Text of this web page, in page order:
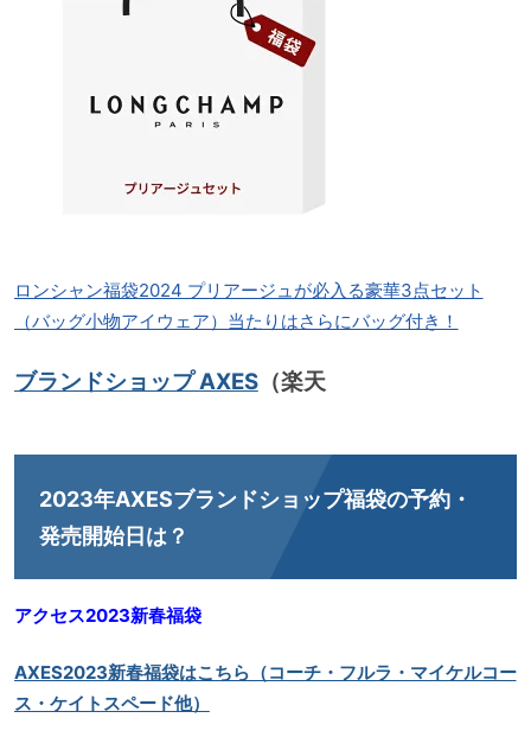
ロンシャン福袋2024 プリアージュが必入る豪華3点セット
（バッグ小物アイウェア）当たりはさらにバッグ付き！
ブランドショップ AXES（楽天
2023年AXESブランドショップ福袋の予約・
発売開始日は？
アクセス2023新春福袋
AXES2023新春福袋はこちら（コーチ・フルラ・マイケルコー
ス・ケイトスペード他）